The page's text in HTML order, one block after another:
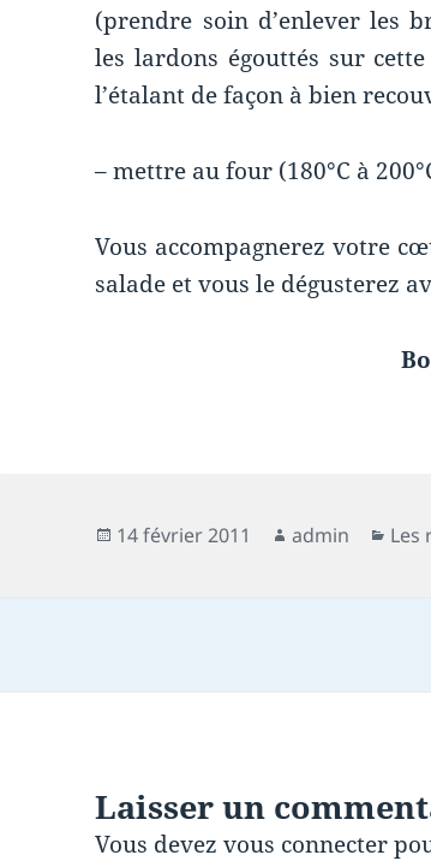
(prendre soin d’enlever les
les lardons égouttés sur
l’étalant de façon à bien
– mettre au four (180°C à
Vous accompagnerez votre
salade et vous le dégusterez
Publié
14 février 2011 Auteur
admin Les
Laisser un
Vous devezvous connecter